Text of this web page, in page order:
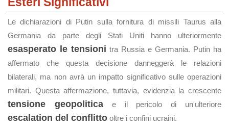
Le dichiarazioni di Putin sulla fornitura di missili Taurus alla
Germania da parte degli Stati Uniti hanno ulteriormente
esasperato le tensioni tra Russia e Germania. Putin ha
affermato che questa decisione danneggerà le relazioni
bilaterali, ma non avrà un impatto significativo sulle operazioni
militari. Questa affermazione, tuttavia, evidenzia la crescente
tensione geopoliticae il pericolo di un'ulteriore
escalation del conflitto oltre i confini ucraini.